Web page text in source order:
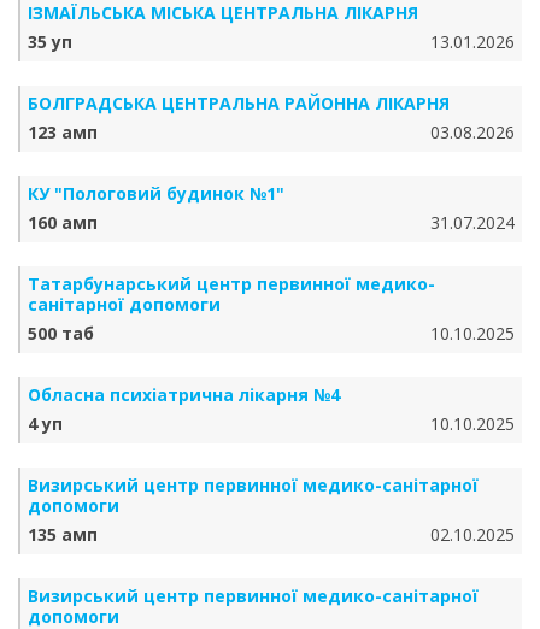
ІЗМАЇЛЬСЬКА МІСЬКА ЦЕНТРАЛЬНА ЛІКАРНЯ
35 уп
13.01.2026
БОЛГРАДСЬКА ЦЕНТРАЛЬНА РАЙОННА ЛІКАРНЯ
123 амп
03.08.2026
КУ "Пологовий будинок №1"
160 амп
31.07.2024
Татарбунарський центр первинної медико-
санітарної допомоги
500 таб
10.10.2025
Обласна психіатрична лікарня №4
4 уп
10.10.2025
Визирський центр первинної медико-санітарної
допомоги
135 амп
02.10.2025
Визирський центр первинної медико-санітарної
допомоги